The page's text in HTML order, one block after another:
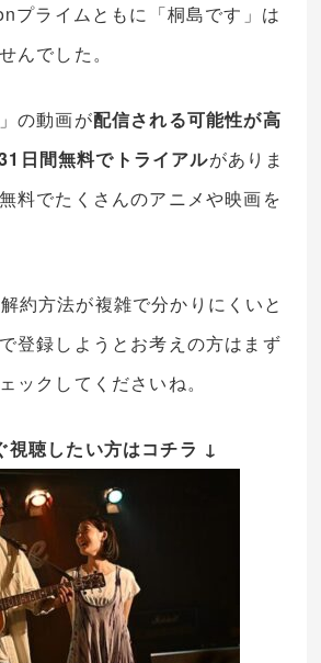
プライムともに「桐島です」は
んでした。
の動画が配信される可能性が高
日間無料でトライアルがありま
料でたくさんのアニメや映画を
約方法が複雑で分かりにくいと
登録しようとお考えの方はまず
ックしてくださいね。
視聴したい方はコチラ ↓